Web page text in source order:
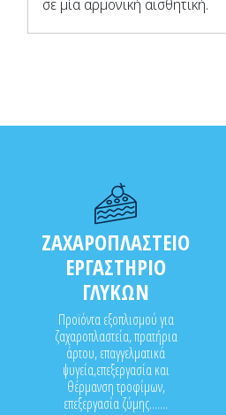
σε μία αρμονική αισθητική.
ΖΑΧΑΡΟΠΛΑΣΤΕΙΟ
ΕΡΓΑΣΤΗΡΙΟ
ΓΛΥΚΩΝ
Προϊόντα εξοπλισμού για
ζαχαροπλαστεία, πρατήρια
άρτου, επαγγελματικά
ψυγεία,επεξεργασία και
θέρμανση τροφίμων,
επεξεργασία ζύμης.......